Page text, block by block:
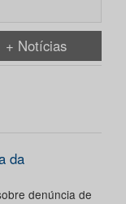
+ Notícias
da
denúncia de